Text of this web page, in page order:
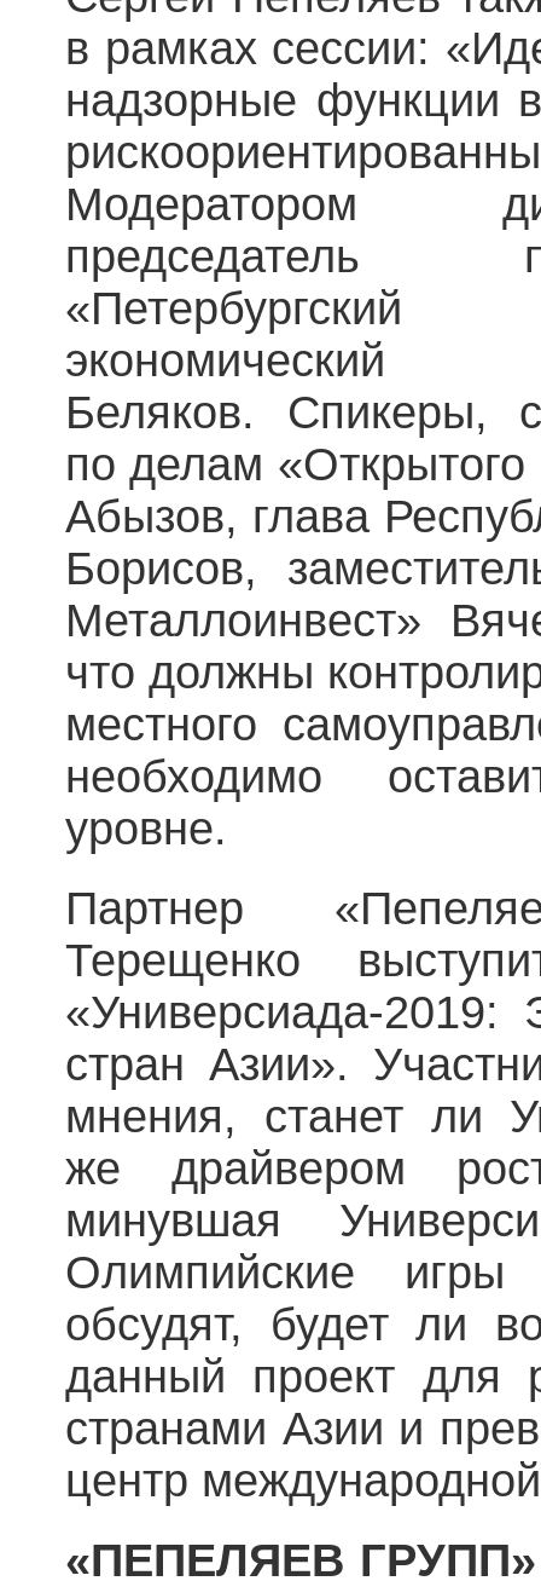
в рамках сессии:
надзорные функции
Модератором
председатель
Беляков. Спикеры,
по делам
Абызов, глава
Борисов,
Металлоинвест»
что должны
местного
необходимо
уровне.
Партнер
Терещенко
«Универсиада-
стран Азии».
мнения, станет ли
же драйвером
минувшая
Олимпийские
обсудят, будет ли
данный проект для
странами Азии и
центр
«ПЕПЕЛЯЕВ ГРУПП»